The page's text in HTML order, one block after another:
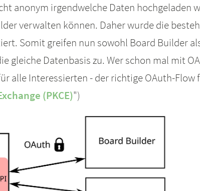
anonym irgendwelche Daten hochgeladen
verwalten können. Daher wurde die
Somit greifen nun sowohl Board Builder
gleiche Datenbasis zu. Wer schon mal mit
alle Interessierten - der richtige OAuth-Flow
(PKCE)")